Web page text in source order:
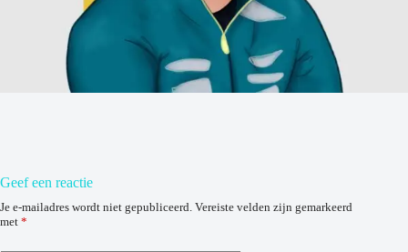
Geef een reactie
Je e-mailadres wordt niet gepubliceerd. Vereiste velden zijn gemarkeerd
met *